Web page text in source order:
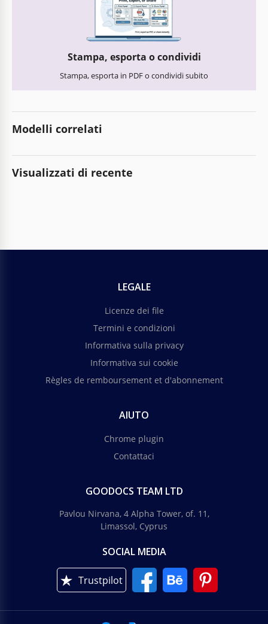
Stampa, esporta o condividi
Stampa, esporta in PDF o condividi subito
Modelli correlati
Visualizzati di recente
LEGALE
Licenze dei file
Termini e condizioni
Informativa sulla privacy
Informativa sui cookie
Règles de remboursement et d'abonnement
AIUTO
Chrome plugin
Contattaci
GOODOCS TEAM LTD
Pavlou Nirvana, 4 Alpha Tower, of. 11,
Limassol, Cyprus
SOCIAL MEDIA
Trustpilot